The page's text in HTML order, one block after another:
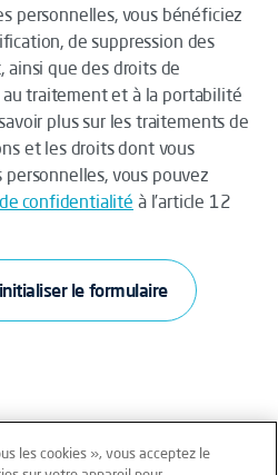
personnelles, vous bénéficiez
de suppression des
ainsi que des droits de
traitement et à la portabilité
plus sur les traitements de
et les droits dont vous
vous pouvez
confidentialité à l’article 12
les cookies », vous acceptez le